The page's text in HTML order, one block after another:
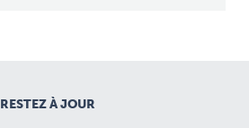
RESTEZ À JOUR